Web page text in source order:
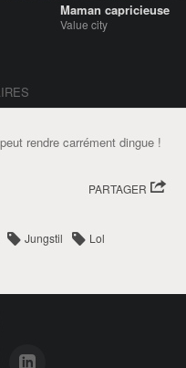
Maman capricieuse
Value city
rendre carrément dingue !
PARTAGER
Jungstil
Lol